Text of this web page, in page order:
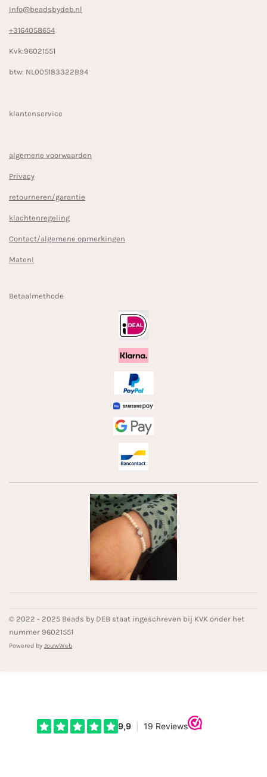
Info@beadsbydeb.nl
+3164058654
Kvk:96021551
btw: NL005183322B94
klantenservice
algemene voorwaarden
Privacy
retourneren/garantie
klachtenregeling
Contact/algemene opmerkingen
Maten!
Betaalmethode
© 2022 - 2025 Beads by DEB staat ingeschreven bij KVK onder het
nummer 96021551
Powered by JouwWeb